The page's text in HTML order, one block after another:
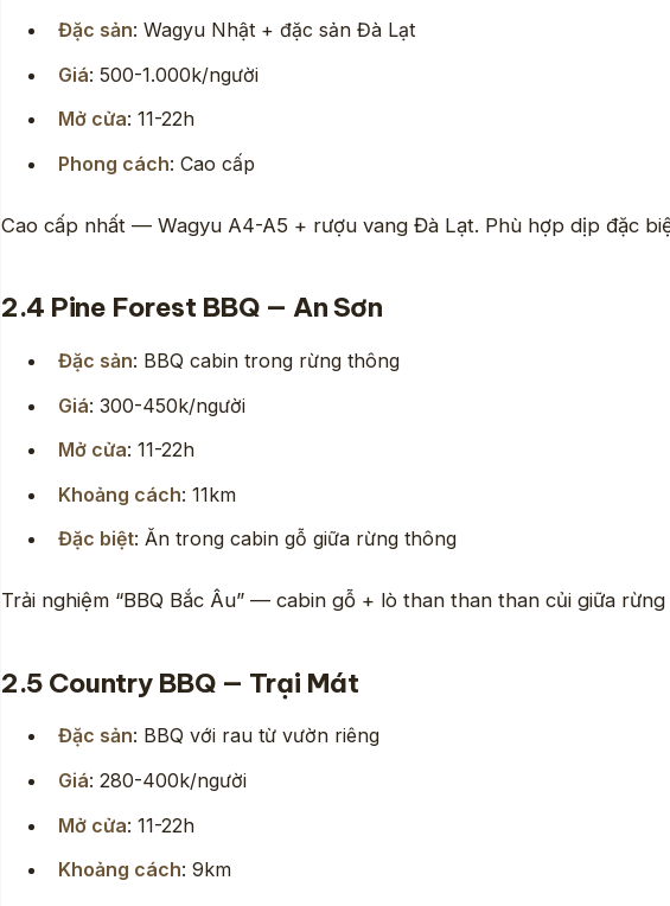
Đặc sản: Wagyu Nhật + đặc sản Đà Lạt
Giá: 500-1.000k/người
Mở cửa: 11-22h
Phong cách: Cao cấp
Cao cấp nhất — Wagyu A4-A5 + rượu vang Đà Lạt. Phù hợp dịp đặc
2.4 Pine Forest BBQ — An Sơn
Đặc sản: BBQ cabin trong rừng thông
Giá: 300-450k/người
Mở cửa: 11-22h
Khoảng cách: 11km
Đặc biệt: Ăn trong cabin gỗ giữa rừng thông
Trải nghiệm “BBQ Bắc Âu” — cabin gỗ + lò than than than củi giữa
2.5 Country BBQ — Trại Mát
Đặc sản: BBQ với rau từ vườn riêng
Giá: 280-400k/người
Mở cửa: 11-22h
Khoảng cách: 9km